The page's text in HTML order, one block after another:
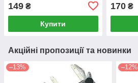
149 ₴
Купити
170₴
Акційні пропозиції та новинки
–13% –12%